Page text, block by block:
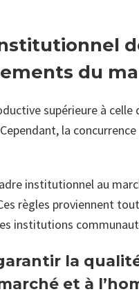
du
supérieure à
la
institutionnel au
règles proviennent
institutions
la
et à